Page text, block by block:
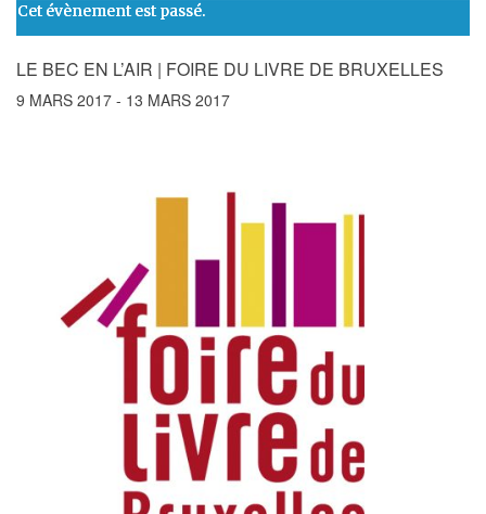
Cet évènement est passé.
LE BEC EN L’AIR | FOIRE DU LIVRE DE BRUXELLES
9 MARS 2017 - 13 MARS 2017